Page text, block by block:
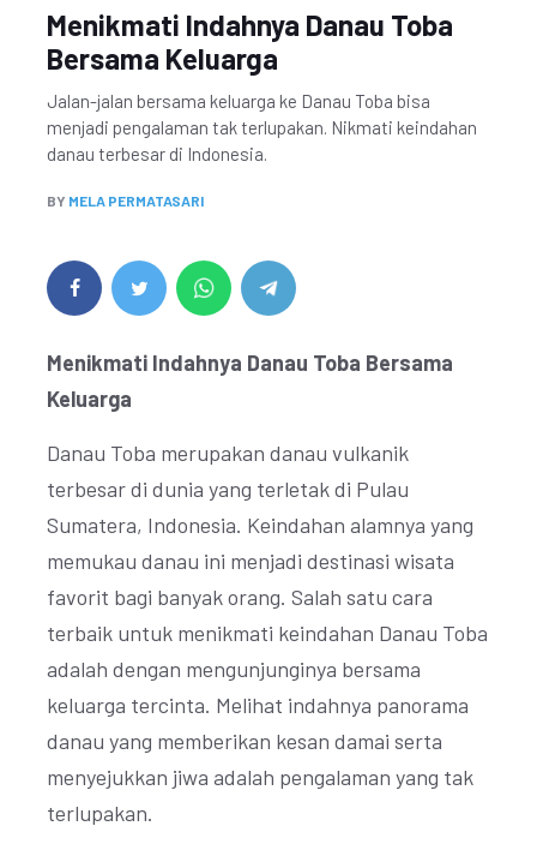
Menikmati Indahnya Danau Toba
Bersama Keluarga
Jalan-jalan bersama keluarga ke Danau Toba bisa
menjadi pengalaman tak terlupakan. Nikmati keindahan
danau terbesar di Indonesia.
BY MELA PERMATASARI
Menikmati Indahnya Danau Toba Bersama
Keluarga
Danau Toba merupakan danau vulkanik
terbesar di dunia yang terletak di Pulau
Sumatera, Indonesia. Keindahan alamnya yang
memukau danau ini menjadi destinasi wisata
favorit bagi banyak orang. Salah satu cara
terbaik untuk menikmati keindahan Danau Toba
adalah dengan mengunjunginya bersama
keluarga tercinta. Melihat indahnya panorama
danau yang memberikan kesan damai serta
menyejukkan jiwa adalah pengalaman yang tak
terlupakan.